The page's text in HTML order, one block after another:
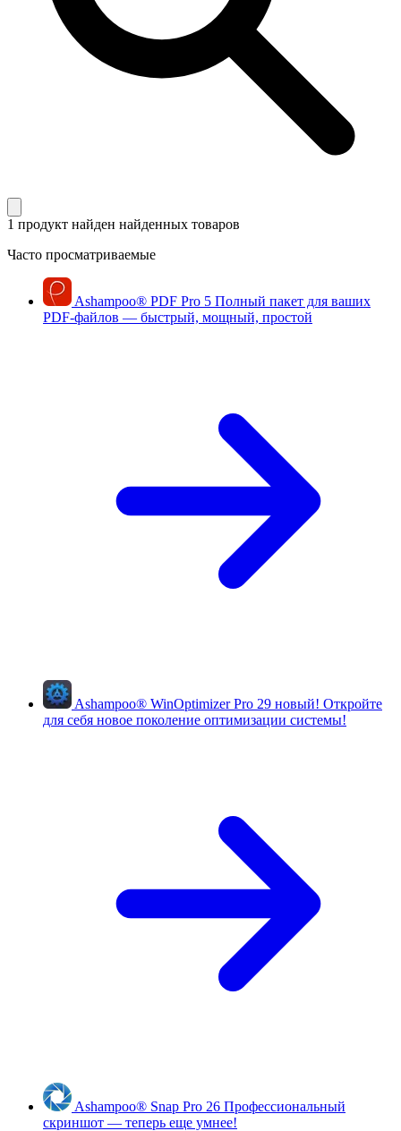
1 продукт найден найденных товаров
Часто просматриваемые
Ashampoo® PDF Pro 5 Полный пакет для ваших
PDF-файлов — быстрый, мощный, простой
Ashampoo® WinOptimizer Pro 29 новый! Откройте
для себя новое поколение оптимизации системы!
Ashampoo® Snap Pro 26 Профессиональный
скриншот — теперь еще умнее!